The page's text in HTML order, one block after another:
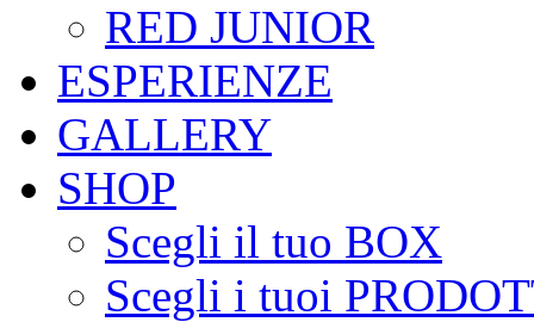
RED JUNIOR
ESPERIENZE
GALLERY
SHOP
Scegli il tuo BOX
Scegli i tuoi